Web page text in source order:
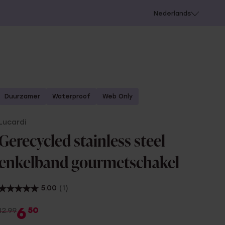
Nederlands
Duurzamer Waterproof Web Only
stainless steel
gourmetschakel
5.00 (1)
6 50